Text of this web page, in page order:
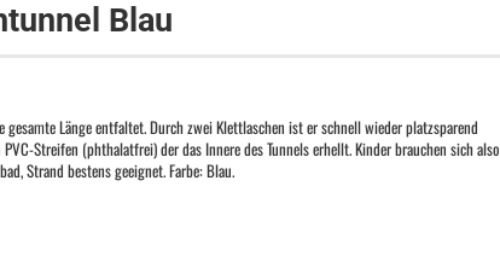
Blau
Länge entfaltet. Durch zwei Klettlaschen ist er schnell wieder platzsparend
Streifen (phthalatfrei) der das Innere des Tunnels erhellt. Kinder brauchen sich also
Strand bestens geeignet. Farbe: Blau.